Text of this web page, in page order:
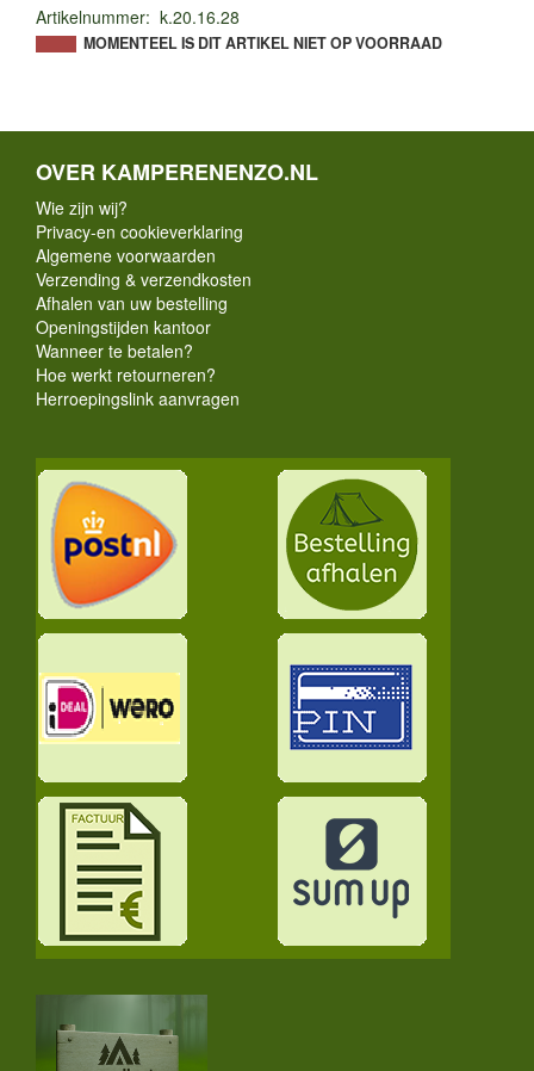
Artikelnummer: k.20.16.28
MOMENTEEL IS DIT ARTIKEL NIET OP VOORRAAD
OVER KAMPERENENZO.NL
Wie zijn wij?
Privacy-en cookieverklaring
Algemene voorwaarden
Verzending & verzendkosten
Afhalen van uw bestelling
Openingstijden kantoor
Wanneer te betalen?
Hoe werkt retourneren?
Herroepingslink aanvragen